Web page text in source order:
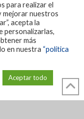
LEGAL
para realizar el
mejorar nuestros
acepta la
personalizarlas,
más
en nuestra “política
Aceptar todo